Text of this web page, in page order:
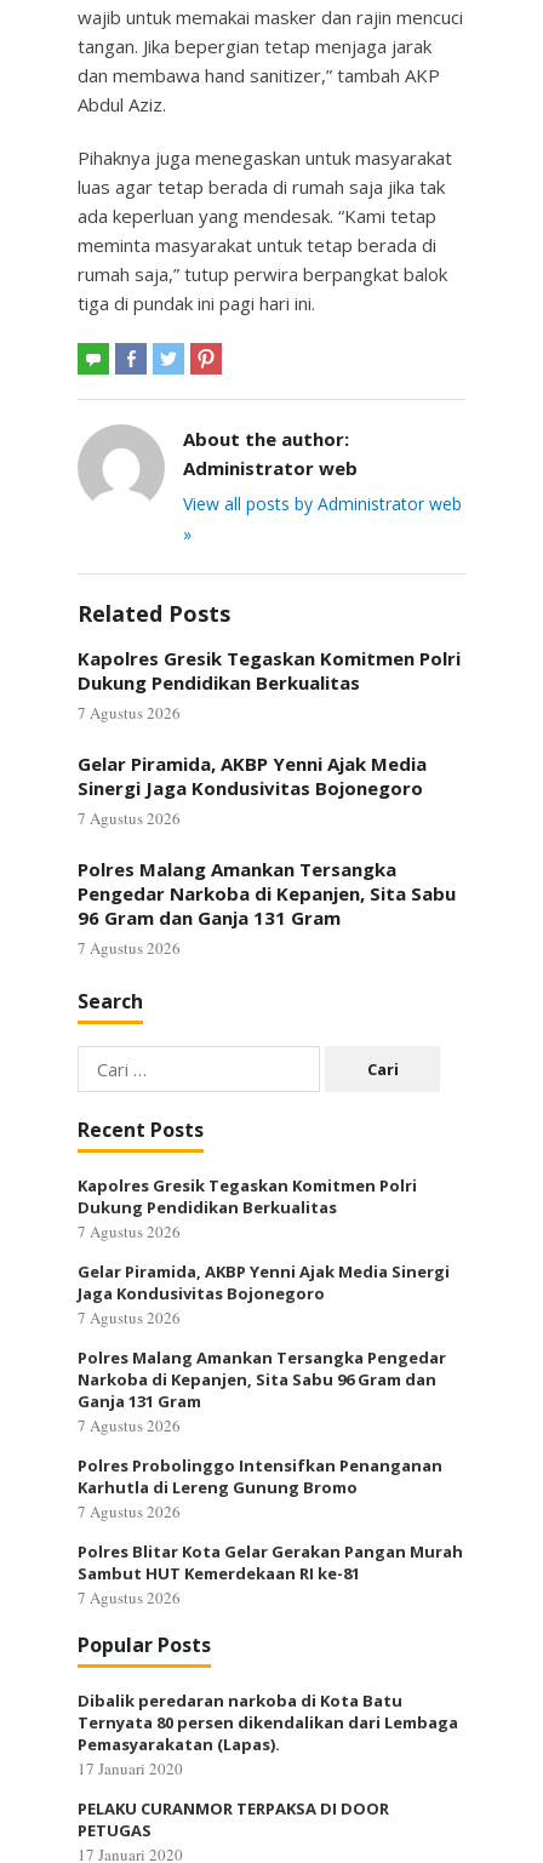
wajib untuk memakai masker dan rajin mencuci
tangan. Jika bepergian tetap menjaga jarak
dan membawa hand sanitizer,” tambah AKP
Abdul Aziz.
Pihaknya juga menegaskan untuk masyarakat
luas agar tetap berada di rumah saja jika tak
ada keperluan yang mendesak. “Kami tetap
meminta masyarakat untuk tetap berada di
rumah saja,” tutup perwira berpangkat balok
tiga di pundak ini pagi hari ini.
About the author:
Administrator web
View all posts by Administrator web
»
Related Posts
Kapolres Gresik Tegaskan Komitmen Polri
Dukung Pendidikan Berkualitas
7 Agustus 2026
Gelar Piramida, AKBP Yenni Ajak Media
Sinergi Jaga Kondusivitas Bojonegoro
7 Agustus 2026
Polres Malang Amankan Tersangka
Pengedar Narkoba di Kepanjen, Sita Sabu
96 Gram dan Ganja 131 Gram
7 Agustus 2026
Search
Cari
untuk:
Recent Posts
Kapolres Gresik Tegaskan Komitmen Polri
Dukung Pendidikan Berkualitas
7 Agustus 2026
Gelar Piramida, AKBP Yenni Ajak Media Sinergi
Jaga Kondusivitas Bojonegoro
7 Agustus 2026
Polres Malang Amankan Tersangka Pengedar
Narkoba di Kepanjen, Sita Sabu 96 Gram dan
Ganja 131 Gram
7 Agustus 2026
Polres Probolinggo Intensifkan Penanganan
Karhutla di Lereng Gunung Bromo
7 Agustus 2026
Polres Blitar Kota Gelar Gerakan Pangan Murah
Sambut HUT Kemerdekaan RI ke-81
7 Agustus 2026
Popular Posts
Dibalik peredaran narkoba di Kota Batu
Ternyata 80 persen dikendalikan dari Lembaga
Pemasyarakatan (Lapas).
17 Januari 2020
PELAKU CURANMOR TERPAKSA DI DOOR
PETUGAS
17 Januari 2020